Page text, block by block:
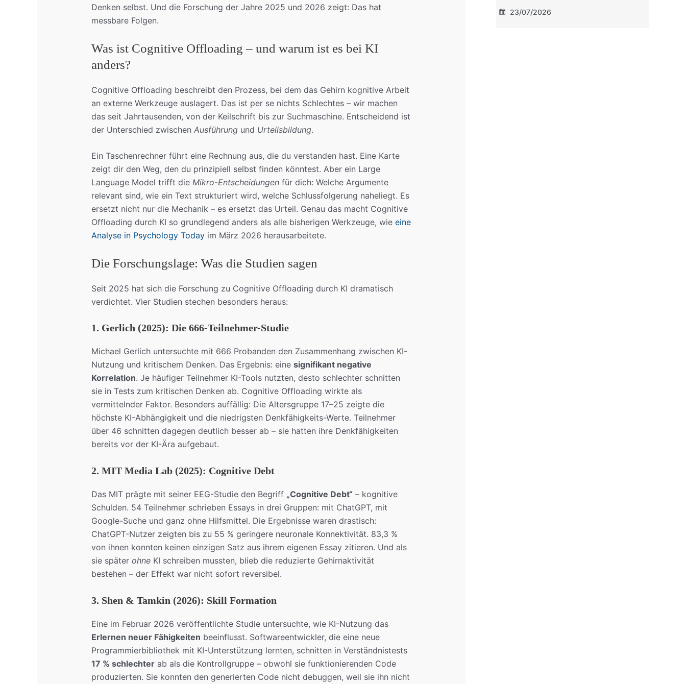
Denken selbst. Und die Forschung der Jahre 2025 und 2026 zeigt: Das hat
messbare Folgen.
Was ist Cognitive Offloading – und warum ist es bei KI
anders?
Cognitive Offloading beschreibt den Prozess, bei dem das Gehirn kognitive Arbeit
an externe Werkzeuge auslagert. Das ist per se nichts Schlechtes – wir machen
das seit Jahrtausenden, von der Keilschrift bis zur Suchmaschine. Entscheidend ist
der Unterschied zwischen Ausführung und Urteilsbildung.
Ein Taschenrechner führt eine Rechnung aus, die du verstanden hast. Eine Karte
zeigt dir den Weg, den du prinzipiell selbst finden könntest. Aber ein Large
Language Model trifft die Mikro-Entscheidungenfür dich: Welche Argumente
relevant sind, wie ein Text strukturiert wird, welche Schlussfolgerung naheliegt. Es
ersetzt nicht nur die Mechanik – es ersetzt das Urteil. Genau das macht Cognitive
Offloading durch KI so grundlegend anders als alle bisherigen Werkzeuge, wie eine
Analyse in Psychology Todayim März 2026 herausarbeitete.
Die Forschungslage: Was die Studien sagen
Seit 2025 hat sich die Forschung zu Cognitive Offloading durch KI dramatisch
verdichtet. Vier Studien stechen besonders heraus:
1. Gerlich (2025): Die 666-Teilnehmer-Studie
Michael Gerlich untersuchte mit 666 Probanden den Zusammenhang zwischen KI-
Nutzung und kritischem Denken. Das Ergebnis: eine signifikant negative
Korrelation. Je häufiger Teilnehmer KI-Tools nutzten, desto schlechter schnitten
sie in Tests zum kritischen Denken ab. Cognitive Offloading wirkte als
vermittelnder Faktor. Besonders auffällig: Die Altersgruppe 17–25 zeigte die
höchste KI-Abhängigkeit und die niedrigsten Denkfähigkeits-Werte. Teilnehmer
über 46 schnitten dagegen deutlich besser ab – sie hatten ihre Denkfähigkeiten
bereits vor der KI-Ära aufgebaut.
2. MIT Media Lab (2025): Cognitive Debt
Das MIT prägte mit seiner EEG-Studie den Begriff „Cognitive Debt“ – kognitive
Schulden. 54 Teilnehmer schrieben Essays in drei Gruppen: mit ChatGPT, mit
Google-Suche und ganz ohne Hilfsmittel. Die Ergebnisse waren drastisch:
ChatGPT-Nutzer zeigten bis zu 55 % geringere neuronale Konnektivität. 83,3 %
von ihnen konnten keinen einzigen Satz aus ihrem eigenen Essay zitieren. Und als
sie später ohneKI schreiben mussten, blieb die reduzierte Gehirnaktivität
bestehen – der Effekt war nicht sofort reversibel.
3. Shen & Tamkin (2026): Skill Formation
Eine im Februar 2026 veröffentlichte Studie untersuchte, wie KI-Nutzung das
Erlernen neuer Fähigkeiten beeinflusst. Softwareentwickler, die eine neue
Programmierbibliothek mit KI-Unterstützung lernten, schnitten in Verständnistests
17 % schlechterab als die Kontrollgruppe – obwohl sie funktionierenden Code
produzierten. Sie konnten den generierten Code nicht debuggen, weil sie ihn nicht
23/07/2026